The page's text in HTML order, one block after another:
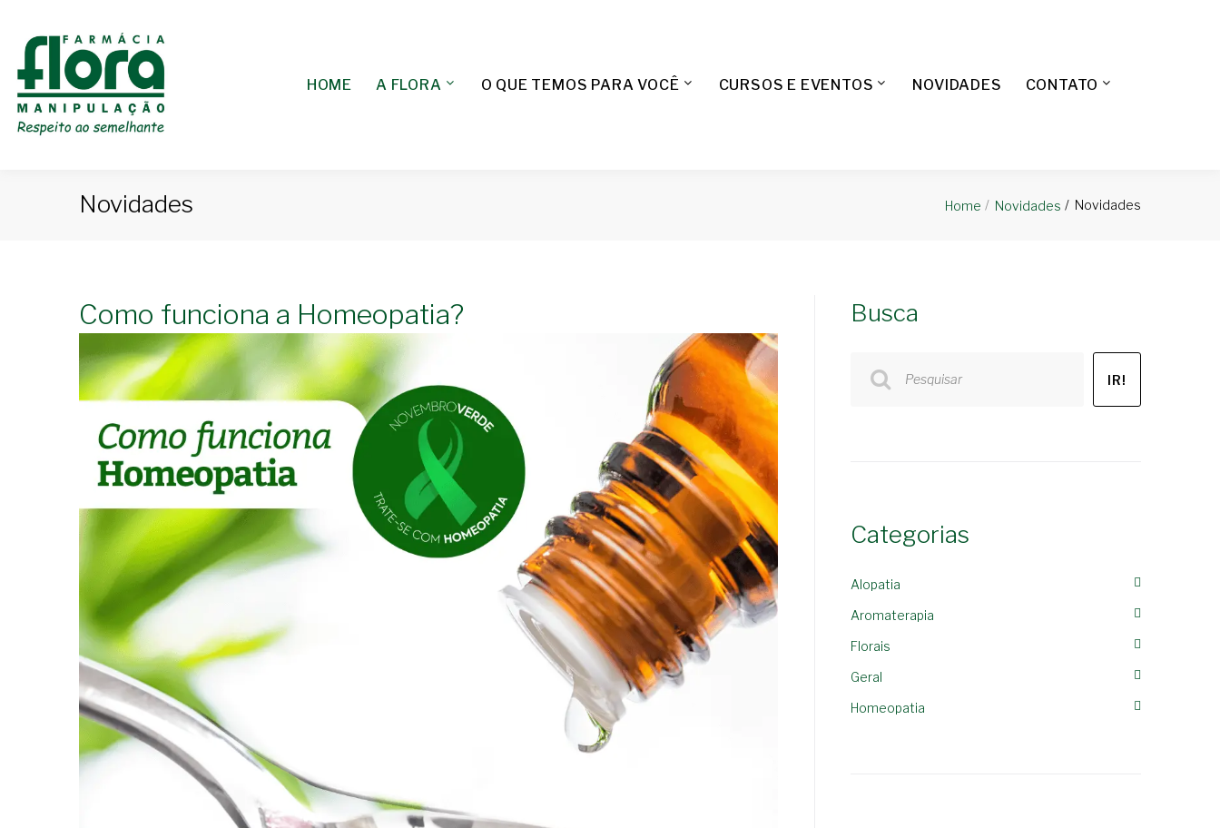
HOME A FLORA O QUE TEMOS PARA VOCÊ CURSOS E EVENTOS NOVIDADES CONTATO
Novidades Home Novidades Novidades
Como funciona a Homeopatia? Busca
Pesquisar IR!
Categorias
Alopatia
Aromaterapia
Florais
Geral
Homeopatia